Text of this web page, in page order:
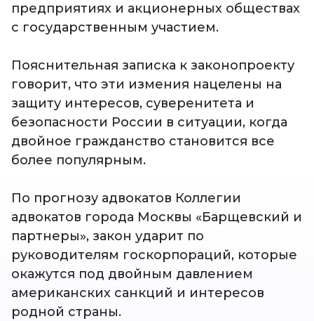
предприятиях и акционерных обществах
с государственным участием.
Пояснительная записка к законопроекту
говорит, что эти измения нацелены на
защиту интересов, суверенитета и
безопасности России в ситуации, когда
двойное гражданство становится все
более популярным.
По прогнозу адвокатов Коллегии
адвокатов города Москвы «Барщевский и
партнеры», закон ударит по
руководителям госкорпораций, которые
окажутся под двойным давлением
американских санкций и интересов
родной страны.